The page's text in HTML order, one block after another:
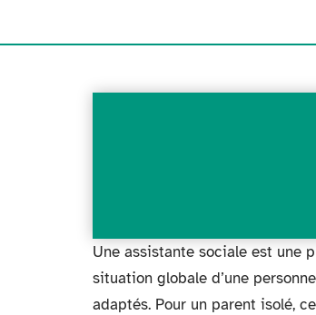
Une assistante sociale est une
situation globale d’une
adaptés. Pour un parent isolé,